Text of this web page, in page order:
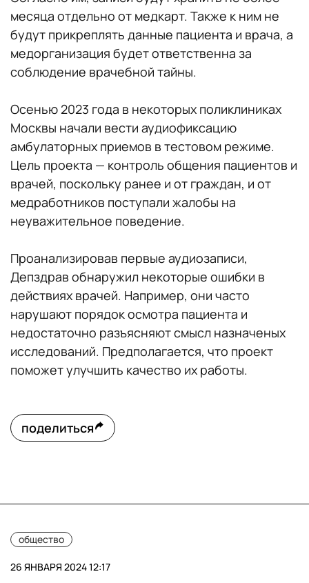
месяца отдельно от медкарт. Также к ним не
будут прикреплять данные пациента и врача, а
медорганизация будет ответственна за
соблюдение врачебной тайны.
Осенью 2023 года в некоторых поликлиниках
Москвы начали вести аудиофиксацию
амбулаторных приемов в тестовом режиме.
Цель проекта — контроль общения пациентов и
врачей, поскольку ранее и от граждан, и от
медработников поступали жалобы на
неуважительное поведение.
Проанализировав первые аудиозаписи,
Депздрав обнаружил некоторые ошибки в
действиях врачей. Например, они часто
нарушают порядок осмотра пациента и
недостаточно разъясняют смысл назначеных
исследований. Предполагается, что проект
поможет улучшить качество их работы.
поделиться
общество
26 ЯНВАРЯ 2024 12:17